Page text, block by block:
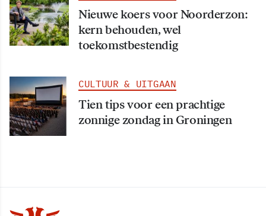
Nieuwe koers voor Noorderzon:
kern behouden, wel
toekomstbestendig
CULTUUR & UITGAAN
Tien tips voor een prachtige
zonnige zondag in Groningen